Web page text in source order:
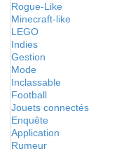
Rogue-Like
Minecraft-like
LEGO
Indies
Gestion
Mode
Inclassable
Football
Jouets connectés
Enquête
Application
Rumeur